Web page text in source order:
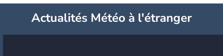
Actualités Météo à l'étranger